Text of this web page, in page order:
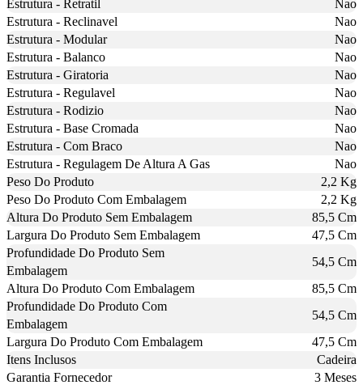
Estrutura - Retratil
Nao
Estrutura - Reclinavel
Nao
Estrutura - Modular
Nao
Estrutura - Balanco
Nao
Estrutura - Giratoria
Nao
Estrutura - Regulavel
Nao
Estrutura - Rodizio
Nao
Estrutura - Base Cromada
Nao
Estrutura - Com Braco
Nao
Estrutura - Regulagem De Altura A Gas
Nao
Peso Do Produto
2,2 Kg
Peso Do Produto Com Embalagem
2,2 Kg
Altura Do Produto Sem Embalagem
85,5 Cm
Largura Do Produto Sem Embalagem
47,5 Cm
Profundidade Do Produto Sem
Embalagem
54,5 Cm
Altura Do Produto Com Embalagem
85,5 Cm
Profundidade Do Produto Com
Embalagem
54,5 Cm
Largura Do Produto Com Embalagem
47,5 Cm
Itens Inclusos
Cadeira
Garantia Fornecedor
3 Meses